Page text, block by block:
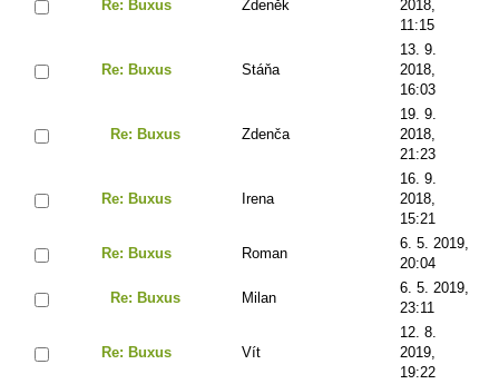
Re: Buxus Zdeněk
2018,
11:15
Re: Buxus Stáňa
13. 9.
2018,
16:03
Re: Buxus Zdenča
19. 9.
2018,
21:23
Re: Buxus Irena
16. 9.
2018,
15:21
Re: Buxus Roman
6. 5. 2019,
20:04
Re: Buxus Milan
6. 5. 2019,
23:11
Re: Buxus Vít
12. 8.
2019,
19:22